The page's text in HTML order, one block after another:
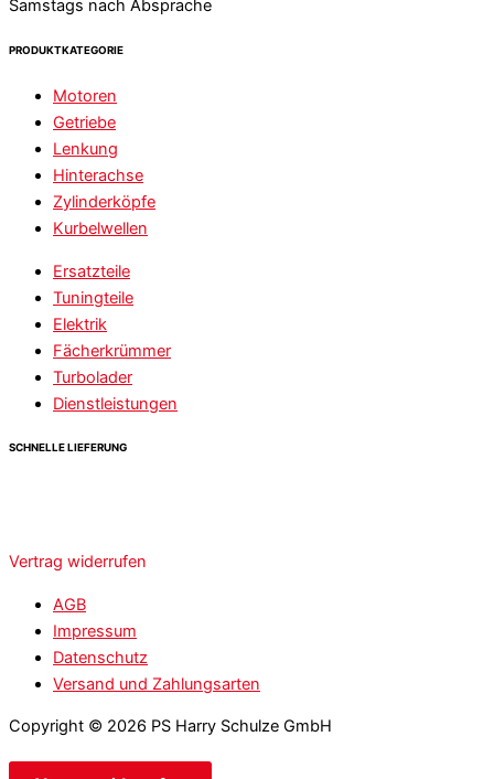
Samstags nach Absprache
PRODUKTKATEGORIE
Motoren
Getriebe
Lenkung
Hinterachse
Zylinderköpfe
Kurbelwellen
Ersatzteile
Tuningteile
Elektrik
Fächerkrümmer
Turbolader
Dienstleistungen
SCHNELLE LIEFERUNG
Vertrag widerrufen
AGB
Impressum
Datenschutz
Versand und Zahlungsarten
Copyright © 2026 PS Harry Schulze GmbH